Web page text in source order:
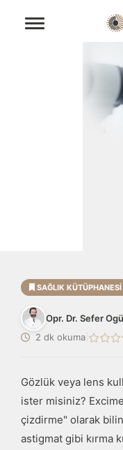
SAĞLIK KÜTÜPHANESI
Opr. Dr. Sefer
2 dk okuma
Gözlük veya lens
ister misiniz?
çizdirme" olarak
astigmat gibi kırma